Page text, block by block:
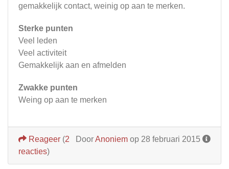
gemakkelijk contact, weinig op aan te merken.
Sterke punten
Veel leden
Veel activiteit
Gemakkelijk aan en afmelden
Zwakke punten
Weing op aan te merken
DoorAnoniem op 28 februari 2015
Reageer (2
reacties)